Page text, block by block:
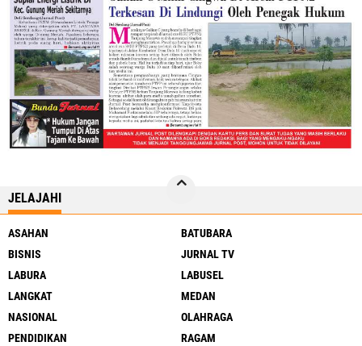
JELAJAHI
ASAHAN
BATUBARA
BISNIS
JURNAL TV
LABURA
LABUSEL
LANGKAT
MEDAN
NASIONAL
OLAHRAGA
PENDIDIKAN
RAGAM